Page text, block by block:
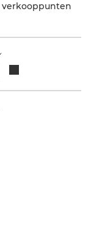
verkooppunten